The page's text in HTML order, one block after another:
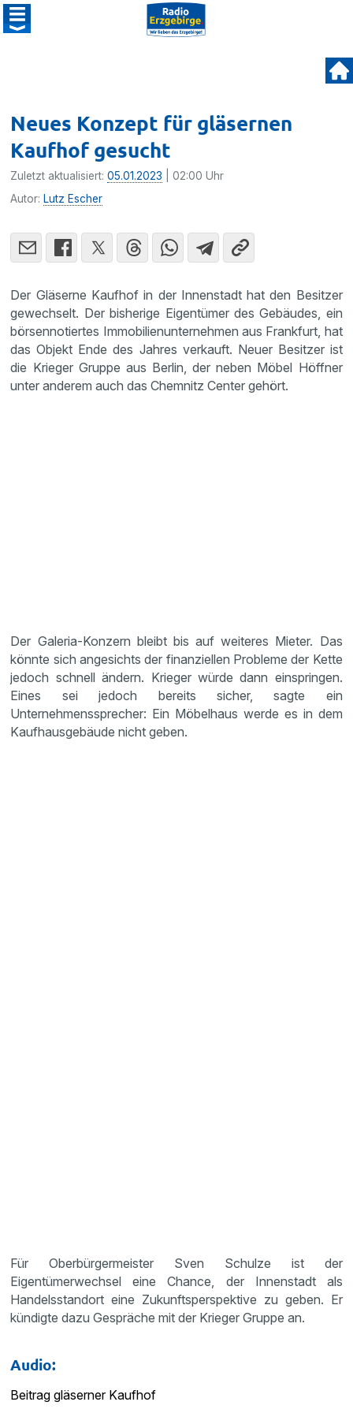
Neues Konzept für gläsernen
Kaufhof gesucht
Zuletzt aktualisiert:05.01.2023 | 02:00 Uhr
Autor: Lutz Escher
Der Gläserne Kaufhof in der Innenstadt hat den Besitzer
gewechselt. Der bisherige Eigentümer des Gebäudes, ein
börsennotiertes Immobilienunternehmen aus Frankfurt, hat
das Objekt Ende des Jahres verkauft. Neuer Besitzer ist
die Krieger Gruppe aus Berlin, der neben Möbel Höffner
unter anderem auch das Chemnitz Center gehört.
Der Galeria-Konzern bleibt bis auf weiteres Mieter. Das
könnte sich angesichts der finanziellen Probleme der Kette
jedoch schnell ändern. Krieger würde dann einspringen.
Eines sei jedoch bereits sicher, sagte ein
Unternehmenssprecher: Ein Möbelhaus werde es in dem
Kaufhausgebäude nicht geben.
Für Oberbürgermeister Sven Schulze ist der
Eigentümerwechsel eine Chance, der Innenstadt als
Handelsstandort eine Zukunftsperspektive zu geben. Er
kündigte dazu Gespräche mit der Krieger Gruppe an.
Audio:
Beitrag gläserner Kaufhof